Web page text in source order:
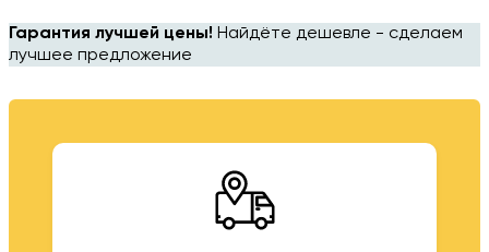
Гарантия лучшей цены! Найдёте дешевле - сделаем
лучшее предложение